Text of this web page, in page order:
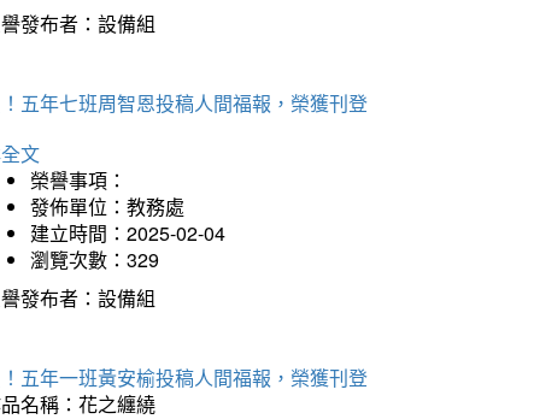
發布者：設備組
五年七班周智恩投稿人間福報，榮獲刊登
文
榮譽事項：
發佈單位：教務處
建立時間：2025-02-04
瀏覽次數：329
發布者：設備組
五年一班黃安榆投稿人間福報，榮獲刊登
名稱：花之纏繞